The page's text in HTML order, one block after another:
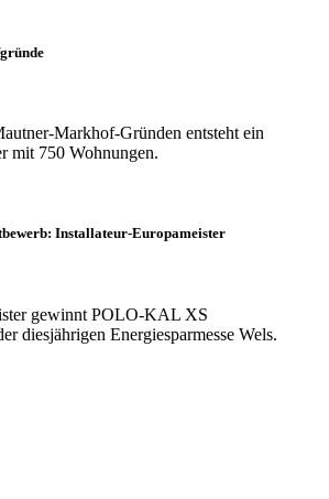
Markhof-Gründen entsteht ein
mit 750 Wohnungen.
Installateur-Europameister
gewinnt POLO-KAL XS
diesjährigen Energiesparmesse Wels.